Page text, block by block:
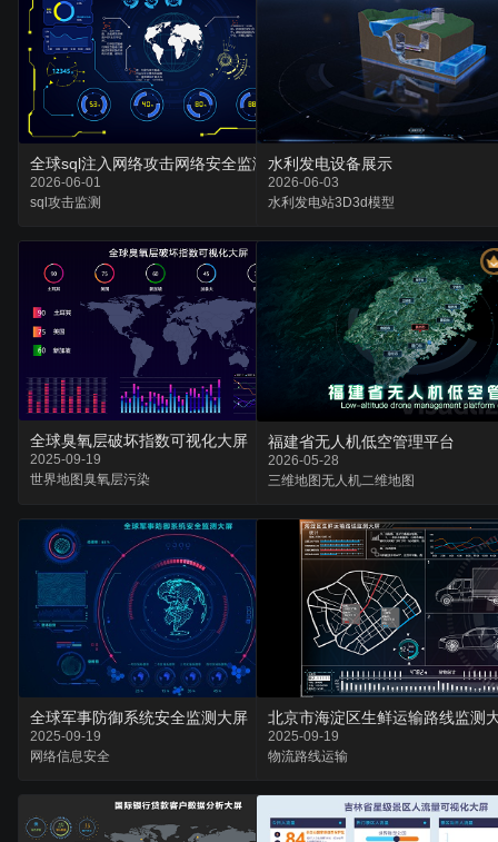
全球sql注入网络攻击网络安全监测大屏
2026-06-01
sql攻击监测
水利发电设备展示
2026-06-03
水利 发电站3D3d模型
全球臭氧层破坏指数可视化大屏
2025-09-19
世界地图臭氧层污染
福建省无人机低空管理平台
2026-05-28
三维地图无人机二维地图
全球军事防御系统安全监测大屏
2025-09-19
网络信息安全
北京市海淀区生鲜运输路线监测
2025-09-19
物流路线运输